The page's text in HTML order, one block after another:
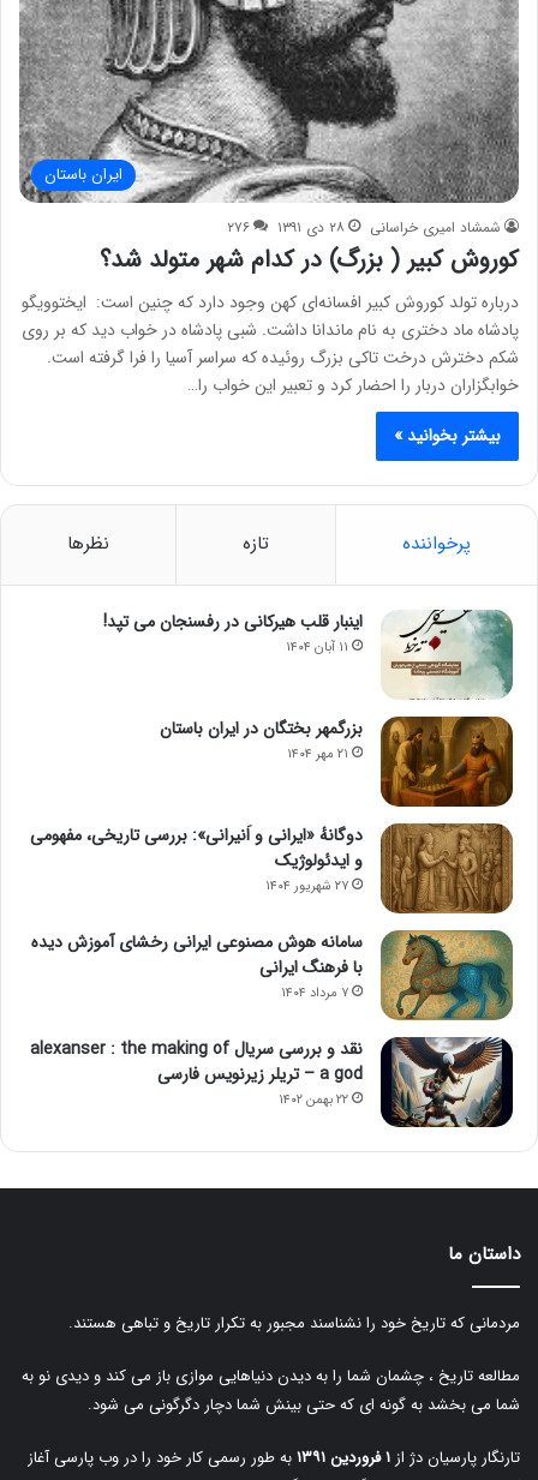
ایران باستان
شمشاد امیری خراسانی ۲۸ دی ۱۳۹۱ ۲۷۶
کوروش کبیر ( بزرگ) در کدام شهر متولد شد؟
درباره تولد کوروش کبیر افسانه‌ای کهن وجود دارد که چنین است: ایختوویگو
پادشاه ماد دختری به نام ماندانا داشت. شبی پادشاه در خواب دید که بر روی
شکم دخترش درخت تاکی بزرگ روئیده که سراسر آسیا را فرا گرفته است.
خوابگزاران دربار را احضار کرد و تعبیر این خواب را…
بیشتر بخوانید »
پرخواننده تازه نظرها
اینبار قلب هیرکانی در رفسنجان می تپد!
۱۱ آبان ۱۴۰۴
بزرگمهر بختگان در ایران باستان
۲۱ مهر ۱۴۰۴
دوگانهٔ «ایرانی و اَنیرانی»: بررسی تاریخی، مفهومی
و ایدئولوژیک
۲۷ شهریور ۱۴۰۴
سامانه هوش مصنوعی ایرانی رخشای آموزش دیده
با فرهنگ ایرانی
۷ مرداد ۱۴۰۴
نقد و بررسی سریال alexanser : the making of
a god – تریلر زیرنویس فارسی
۲۲ بهمن ۱۴۰۲
داستان ما
مردمانی که تاریخ خود را نشناسند مجبور به تکرار تاریخ و تباهی هستند.
مطالعه تاریخ ، چشمان شما را به دیدن دنیاهایی موازی باز می کند و دیدی نو به
شما می بخشد به گونه ای که حتی بینش شما دچار دگرگونی می شود.
تارنگار پارسیان دژ از ۱ فروردین ۱۳۹۱
به طور رسمی کار خود را در وب پارسی آغاز